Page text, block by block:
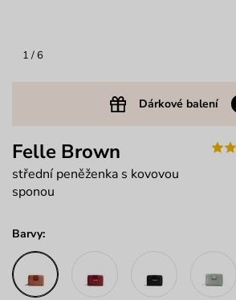
1 / 6
Dárkové balení
Felle Brown
střední peněženka s kovovou
sponou
Barvy: